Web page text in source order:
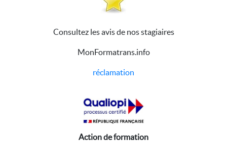
Consultez les avis de nos stagiaires
MonFormatrans.info
réclamation
Action de formation